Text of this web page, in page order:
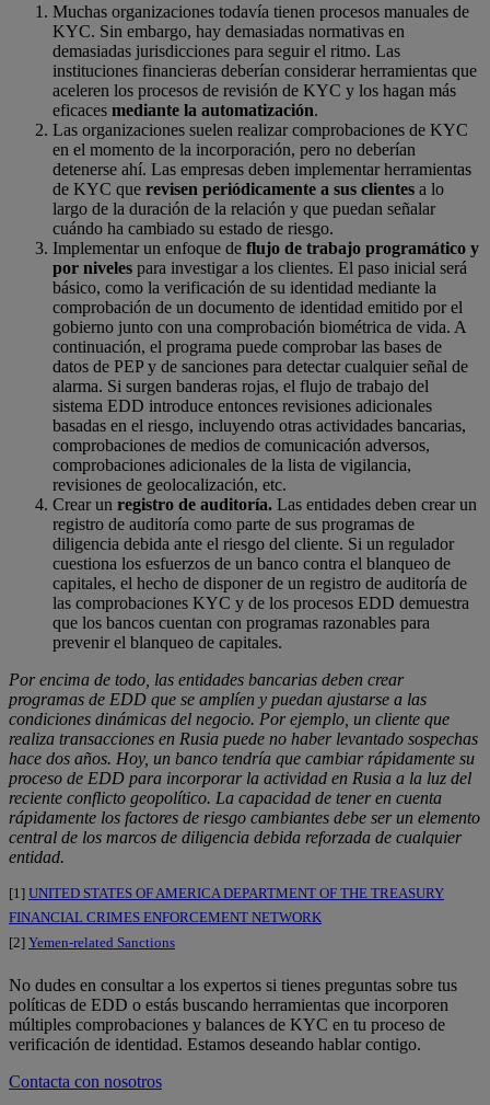
Muchas organizaciones todavía tienen procesos manuales de
KYC. Sin embargo, hay demasiadas normativas en
demasiadas jurisdicciones para seguir el ritmo. Las
instituciones financieras deberían considerar herramientas que
aceleren los procesos de revisión de KYC y los hagan más
eficaces mediante la automatización.
Las organizaciones suelen realizar comprobaciones de KYC
en el momento de la incorporación, pero no deberían
detenerse ahí. Las empresas deben implementar herramientas
de KYC que revisen periódicamente a sus clientes a lo
largo de la duración de la relación y que puedan señalar
cuándo ha cambiado su estado de riesgo.
Implementar un enfoque de flujo de trabajo programático y
por niveles para investigar a los clientes. El paso inicial será
básico, como la verificación de su identidad mediante la
comprobación de un documento de identidad emitido por el
gobierno junto con una comprobación biométrica de vida. A
continuación, el programa puede comprobar las bases de
datos de PEP y de sanciones para detectar cualquier señal de
alarma. Si surgen banderas rojas, el flujo de trabajo del
sistema EDD introduce entonces revisiones adicionales
basadas en el riesgo, incluyendo otras actividades bancarias,
comprobaciones de medios de comunicación adversos,
comprobaciones adicionales de la lista de vigilancia,
revisiones de geolocalización, etc.
Crear un registro de auditoría. Las entidades deben crear un
registro de auditoría como parte de sus programas de
diligencia debida ante el riesgo del cliente. Si un regulador
cuestiona los esfuerzos de un banco contra el blanqueo de
capitales, el hecho de disponer de un registro de auditoría de
las comprobaciones KYC y de los procesos EDD demuestra
que los bancos cuentan con programas razonables para
prevenir el blanqueo de capitales.
Por encima de todo, las entidades bancarias deben crear
programas de EDD que se amplíen y puedan ajustarse a las
condiciones dinámicas del negocio. Por ejemplo, un cliente que
realiza transacciones en Rusia puede no haber levantado sospechas
hace dos años. Hoy, un banco tendría que cambiar rápidamente su
proceso de EDD para incorporar la actividad en Rusia a la luz del
reciente conflicto geopolítico. La capacidad de tener en cuenta
rápidamente los factores de riesgo cambiantes debe ser un elemento
central de los marcos de diligencia debida reforzada de cualquier
entidad.
[1] UNITED STATES OF AMERICA DEPARTMENT OF THE TREASURY
FINANCIAL CRIMES ENFORCEMENT NETWORK
[2] Yemen-related Sanctions
No dudes en consultar a los expertos si tienes preguntas sobre tus
políticas de EDD o estás buscando herramientas que incorporen
múltiples comprobaciones y balances de KYC en tu proceso de
verificación de identidad. Estamos deseando hablar contigo.
Contacta con nosotros